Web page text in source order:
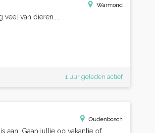
Warmond
van dieren....
1 uur geleden actief
Oudenbosch
Gaan jullie op vakantie of...